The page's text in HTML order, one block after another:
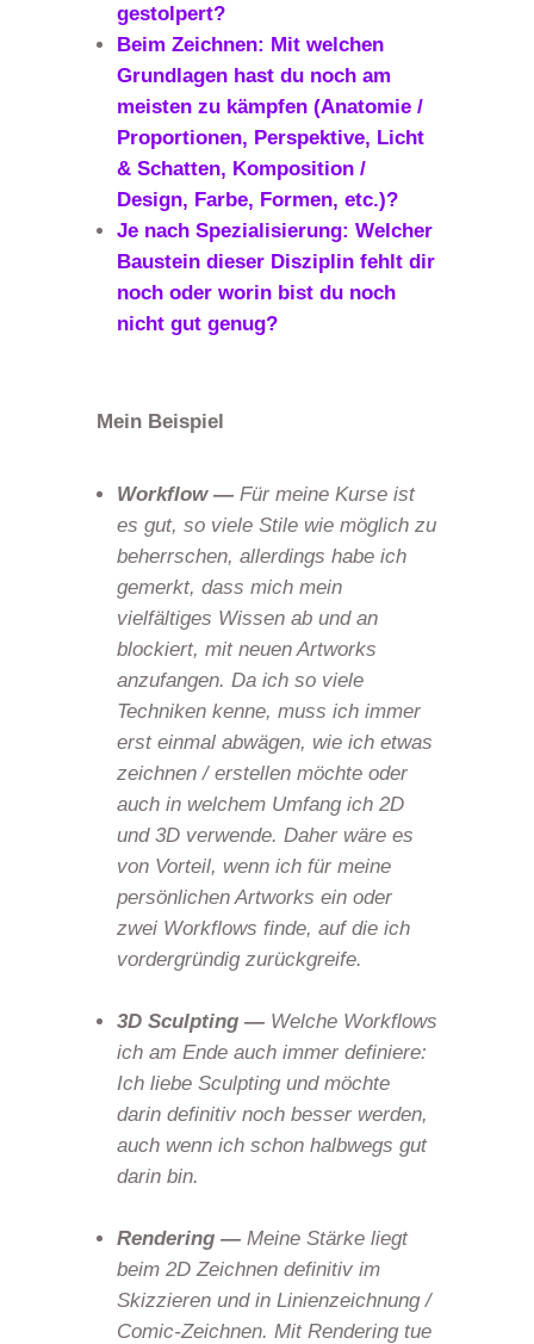
gestolpert?
Beim Zeichnen: Mit welchen
Grundlagen hast du noch am
meisten zu kämpfen (Anatomie /
Proportionen, Perspektive, Licht
& Schatten, Komposition /
Design, Farbe, Formen, etc.)?
Je nach Spezialisierung: Welcher
Baustein dieser Disziplin fehlt dir
noch oder worin bist du noch
nicht gut genug?
Mein Beispiel
Workflow —Für meine Kurse ist
es gut, so viele Stile wie möglich zu
beherrschen, allerdings habe ich
gemerkt, dass mich mein
vielfältiges Wissen ab und an
blockiert, mit neuen Artworks
anzufangen. Da ich so viele
Techniken kenne, muss ich immer
erst einmal abwägen, wie ich etwas
zeichnen / erstellen möchte oder
auch in welchem Umfang ich 2D
und 3D verwende. Daher wäre es
von Vorteil, wenn ich für meine
persönlichen Artworks ein oder
zwei Workflows finde, auf die ich
vordergründig zurückgreife.
3D Sculpting —Welche Workflows
ich am Ende auch immer definiere:
Ich liebe Sculpting und möchte
darin definitiv noch besser werden,
auch wenn ich schon halbwegs gut
darin bin.
Rendering —Meine Stärke liegt
beim 2D Zeichnen definitiv im
Skizzieren und in Linienzeichnung /
Comic-Zeichnen. Mit Rendering tue